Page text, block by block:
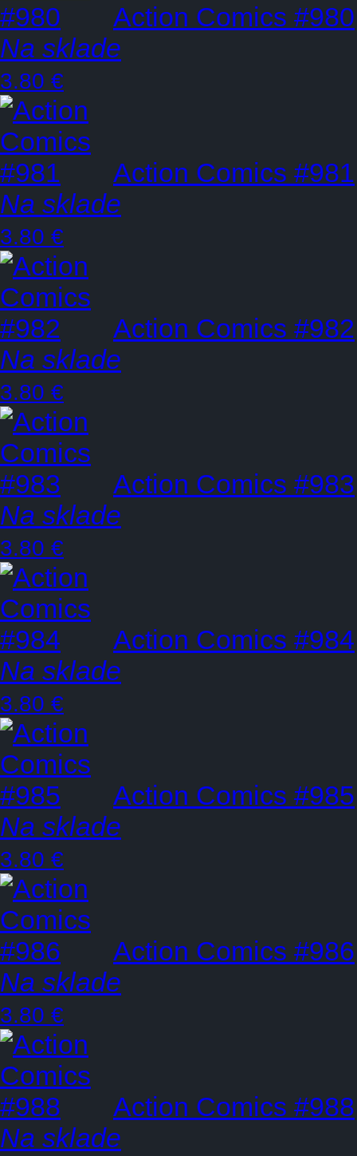
Action Comics #980
Na sklade
3.80 €
Action Comics #981
Na sklade
3.80 €
Action Comics #982
Na sklade
3.80 €
Action Comics #983
Na sklade
3.80 €
Action Comics #984
Na sklade
3.80 €
Action Comics #985
Na sklade
3.80 €
Action Comics #986
Na sklade
3.80 €
Action Comics #988
Na sklade